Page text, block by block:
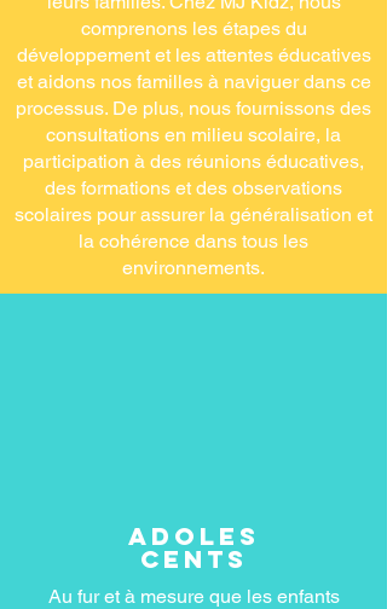
comprenons les étapes du
développement et les attentes éducatives
et aidons nos familles à naviguer dans ce
processus. De plus, nous fournissons des
consultations en milieu scolaire, la
participation à des réunions éducatives,
des formations et des observations
scolaires pour assurer la généralisation et
la cohérence dans tous les
environnements.
Adoles
cents
Au fur et à mesure que les enfants